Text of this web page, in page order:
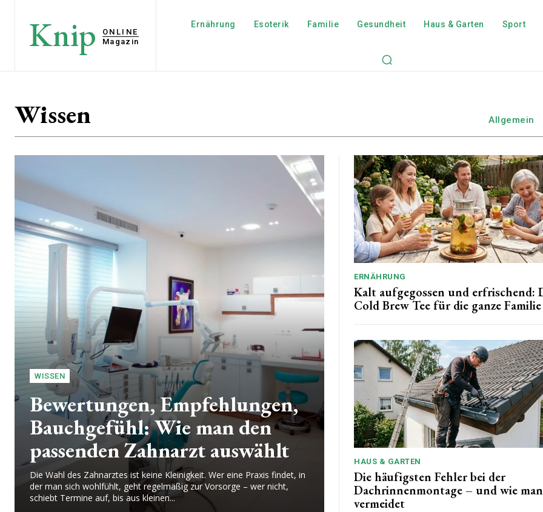
Knip
ONLINE
Magazin
Ernährung Esoterik Familie Gesundheit Haus & Garten Sport
Wissen Allgemein
WISSEN
Bewertungen, Empfehlungen,
Bauchgefühl: Wie man den
passenden Zahnarzt auswählt
Die Wahl des Zahnarztes ist keine Kleinigkeit. Wer eine Praxis findet, in
der man sich wohlfühlt, geht regelmäßig zur Vorsorge – wer nicht,
schiebt Termine auf, bis aus kleinen...
ERNÄHRUNG
Kalt aufgegossen und erfrischend:
Cold Brew Tee für die ganze Familie
HAUS & GARTEN
Die häufigsten Fehler bei der
Dachrinnenmontage – und wie
vermeidet